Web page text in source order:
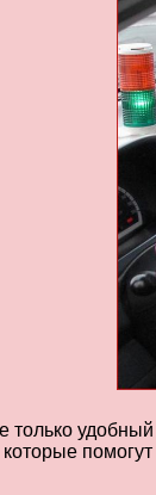
удобный